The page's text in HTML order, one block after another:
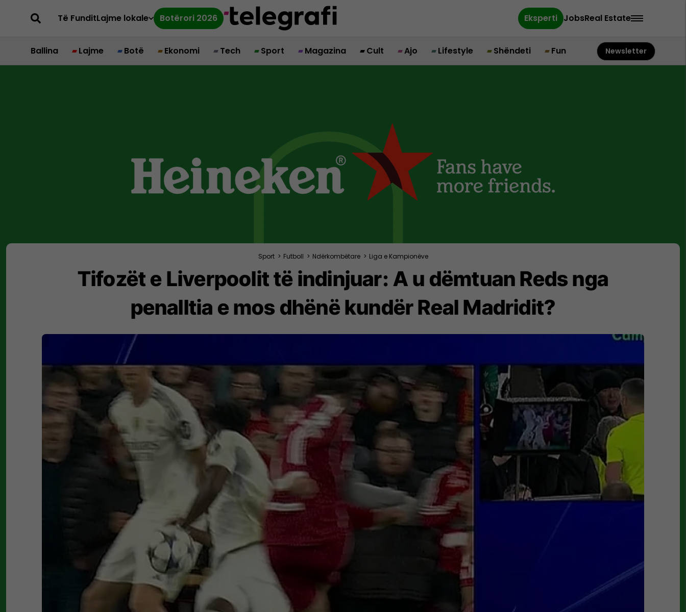
Të FunditLajme lokale Botërori 2026 Eksperti JobsReal Estate
Ballina Lajme Botë Ekonomi Tech Sport Magazina Cult Ajo Lifestyle Shëndeti Fun Newsletter
Sport > Futboll > Ndërkombëtare > Liga e Kampionëve
Tifozët e Liverpoolit të indinjuar: A u dëmtuan Reds nga
penalltia e mos dhënë kundër Real Madridit?